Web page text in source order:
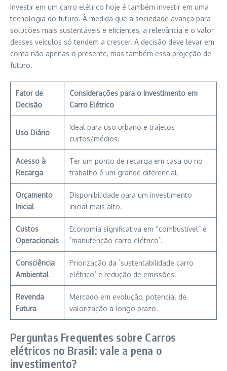
Investir em um carro elétrico hoje é também investir em uma
tecnologia do futuro. À medida que a sociedade avança para
soluções mais sustentáveis e eficientes, a relevância e o valor
desses veículos só tendem a crescer. A decisão deve levar em
conta não apenas o presente, mas também essa projeção de
futuro.
Fator de
Decisão
Considerações para o Investimento em
Carro Elétrico
Uso Diário
Ideal para uso urbano e trajetos
curtos/médios.
Acesso à
Recarga
Ter um ponto de recarga em casa ou no
trabalho é um grande diferencial.
Orçamento
Inicial
Disponibilidade para um investimento
inicial mais alto.
Custos
Operacionais
Economia significativa em “combustível” e
`manutenção carro elétrico`.
Consciência
Ambiental
Priorização da `sustentabilidade carro
elétrico` e redução de emissões.
Revenda
Futura
Mercado em evolução, potencial de
valorização a longo prazo.
Perguntas Frequentes sobre Carros
elétricos no Brasil: vale a pena o
investimento?